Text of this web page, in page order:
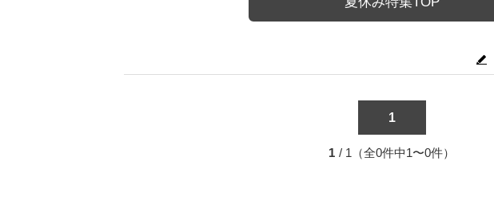
1
1 / 1（全0件中1〜0件）